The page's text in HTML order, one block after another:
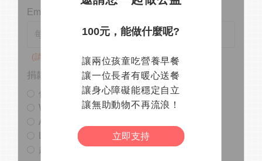
100元，能做什麼呢?
讓兩位孩童吃營養早餐
讓一位長者有暖心送餐
讓身心障礙能穩定自立
讓無助動物不再流浪！
立即支持
Email
(請填寫真實Email)
捐款支持
信用卡付款
WebATM
ATM 轉帳
LINE Pay
超商條碼繳費